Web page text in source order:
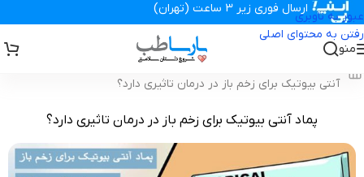
عبور به ناوبری
رفتن به محتوای اصلی
ارسال فوری زیر 3 ساعت (تهران)
منو
مجله پزشکی پارسامگ
آنتی بیوتیک برای زخم باز در درمان تاثیری دارد؟
پماد آنتی بیوتیک برای زخم باز در درمان تاثیری دارد؟